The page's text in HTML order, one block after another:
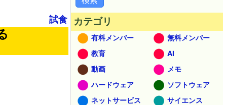
試食 カテゴリ
有料メンバー
無料メンバー
教育
AI
動画
メモ
ハードウェア
ソフトウェア
ネットサービス
サイエンス